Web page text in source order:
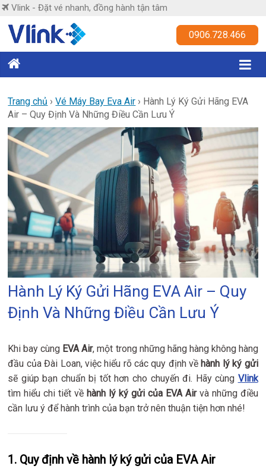
Skip
content
Vlink - Đặt vé nhanh, đồng hành tận tâm
Vlink
nhanh,
đồng
hành
tận
tâm
0906.728.466
Trang chủ ›Vé Máy Bay Eva Air › Hành Lý Ký Gửi Hãng EVA
Air – Quy Định Và Những Điều Cần Lưu Ý
Hành Lý Ký Gửi Hãng EVA Air – Quy
Định Và Những Điều Cần Lưu Ý
Khi bay cùng EVA Air, một trong những hãng hàng không hàng
đầu của Đài Loan, việc hiểu rõ các quy định về hành lý ký gửi
sẽ giúp bạn chuẩn bị tốt hơn cho chuyến đi. Hãy cùng Vlink
tìm hiểu chi tiết về hành lý ký gửi của EVA Airvà những điều
cần lưu ý để hành trình của bạn trở nên thuận tiện hơn nhé!
1. Quy định về hành lý ký gửi của EVA Air